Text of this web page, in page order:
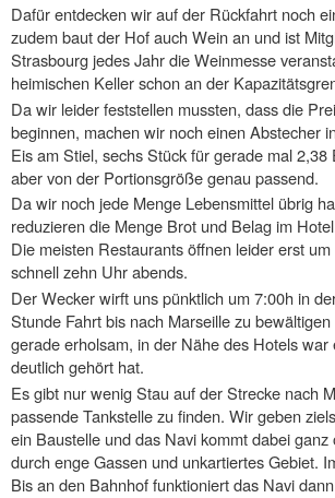
Dafür entdecken wir auf der Rückfahrt noch
zudem baut der Hof auch Wein an und ist
Strasbourg jedes Jahr die Weinmesse
heimischen Keller schon an der
Da wir leider feststellen mussten, dass die
beginnen, machen wir noch einen Abstecher
Eis am Stiel, sechs Stück für gerade mal
aber von der Portionsgröße genau passend.
Da wir noch jede Menge Lebensmittel übrig
reduzieren die Menge Brot und Belag im
Die meisten Restaurants öffnen leider erst
schnell zehn Uhr abends.
Der Wecker wirft uns pünktlich um 7:00h in
Stunde Fahrt bis nach Marseille zu
gerade erholsam, in der Nähe des Hotels
deutlich gehört hat.
Es gibt nur wenig Stau auf der Strecke nach
passende Tankstelle zu finden. Wir geben
ein Baustelle und das Navi kommt dabei
durch enge Gassen und unkartiertes Gebiet.
Bis an den Bahnhof funktioniert das Navi